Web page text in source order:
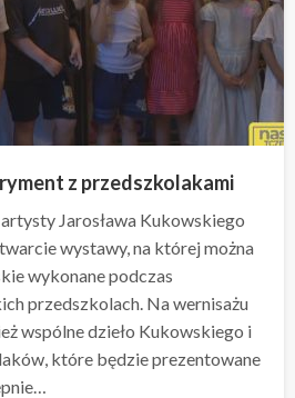
z przedszkolakami
Jarosława Kukowskiego
wystawy, na której można
wykonane podczas
przedszkolach. Na wernisażu
wspólne dzieło Kukowskiego i
które będzie prezentowane